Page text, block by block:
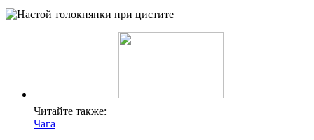
Читайте также:
Чага